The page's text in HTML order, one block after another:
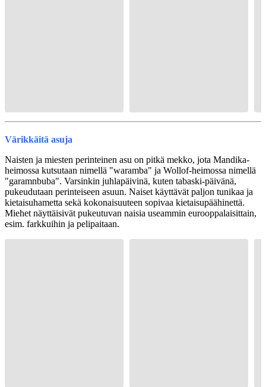
Värikkäitä asuja
Naisten ja miesten perinteinen asu on pitkä mekko, jota Mandika-
heimossa kutsutaan nimellä "waramba" ja Wollof-heimossa nimellä
"garamnbuba". Varsinkin juhlapäivinä, kuten tabaski-päivänä,
pukeudutaan perinteiseen asuun. Naiset käyttävät paljon tunikaa ja
kietaisuhametta sekä kokonaisuuteen sopivaa kietaisupäähinettä.
Miehet näyttäisivät pukeutuvan naisia useammin eurooppalaisittain,
esim. farkkuihin ja pelipaitaan.